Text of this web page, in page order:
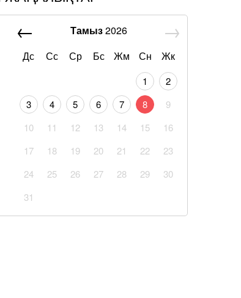
Тамыз2026
Дс
Сс Ср Бс Жм Сн Жк
1
2
3
4 5 6 7 8
9
10
11 12 13 14 15
16
17
18 19 20 21 22
23
24
25 26 27 28 29
30
31